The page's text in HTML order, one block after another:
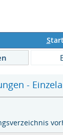
S
-